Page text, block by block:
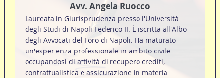
Avv. Angela Ruocco
Laureata in Giurisprudenza presso l'Università
degli Studi di Napoli Federico II. È iscritta all'Albo
degli Avvocati del Foro di Napoli. Ha maturato
un'esperienza professionale in ambito civile
occupandosi di attività di recupero crediti,
contrattualistica e assicurazione in materia